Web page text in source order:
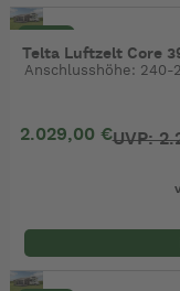
Telta Luftzelt Core
Anschlusshöhe: 240-
2.029,00 €UVP: